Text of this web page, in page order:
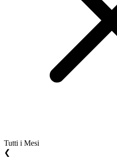
Tutti i Mesi
❮